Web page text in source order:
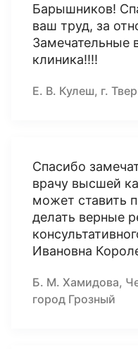
Барышников!
ваш труд, за
Замечательные
клиника!!!!
Е. В. Кулеш, г.
Спасибо
врачу высшей
может ставить
делать верные
Ивановна
Б. М. Хамидова,
город Грозный